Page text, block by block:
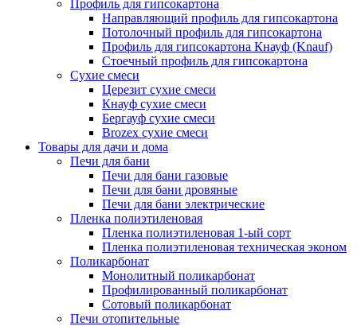
Профиль для гипсокартона
Направляющий профиль для гипсокартона
Потолочный профиль для гипсокартона
Профиль для гипсокартона Кнауф (Knauf)
Стоечный профиль для гипсокартона
Сухие смеси
Церезит сухие смеси
Кнауф сухие смеси
Бергауф сухие смеси
Brozex сухие смеси
Товары для дачи и дома
Печи для бани
Печи для бани газовые
Печи для бани дровяные
Печи для бани электрические
Пленка полиэтиленовая
Пленка полиэтиленовая 1-ый сорт
Пленка полиэтиленовая техническая эконом
Поликарбонат
Монолитный поликарбонат
Профилированный поликарбонат
Сотовый поликарбонат
Печи отопительные